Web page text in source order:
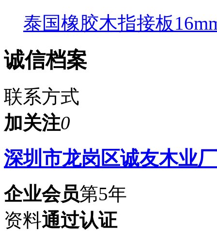
泰国橡胶木指接板
诚信档案
联系方式
加关注0
深圳市龙岗区诚友木业厂
企业会员第5年
资料通过认证